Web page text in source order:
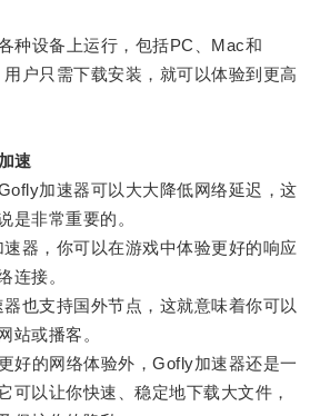
设备上运行，包括PC、Mac和
户只需下载安装，就可以体验到更高
速
加速器可以大大降低网络延迟，这
是非常重要的。
，你可以在游戏中体验更好的响应
连接。
支持国外节点，这就意味着你可以
站或播客。
的网络体验外，Gofly加速器还是一
可以让你快速、稳定地下载大文件，